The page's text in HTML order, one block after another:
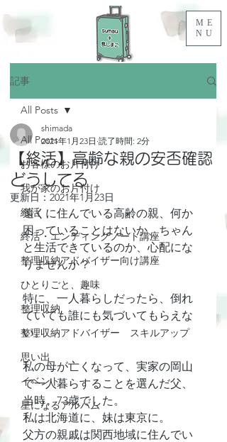
ME
NU
記事
All Posts
お客様のお片付け
我が家のお片付け
終活
終活・エンディングノート講座
整理収納アドバイザー向け講座
ひとりごと、趣味
整理収納
整理収納アドバイザー スキルアップ
思い出
イベント
星になるアルバム
All Posts
【終活】高齢な親の安否確認
どうしてる
shimada
2021年1月23日 読了時間: 2分
更新日： 2021年1月23日
遠くに住んでいる高齢の親、何か
困っていることはないか、ちゃん
と生活できているのか、心配にな
りませんか？
特に、一人暮らしだったら、倒れ
ていても誰にも気づいてもらえな
い。
私の母が亡くなって、実家の岡山
で一人暮らすることを選んだ父、
当時、73歳でした。
私は北海道に、妹は東京に。
父方の親戚は関西地域に住んでい